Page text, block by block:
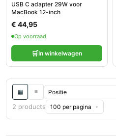
USB C adapter 29W voor
MacBook 12-inch
€ 44,95
Op voorraad
🛒In winkelwagen
▦ ≡
2 products